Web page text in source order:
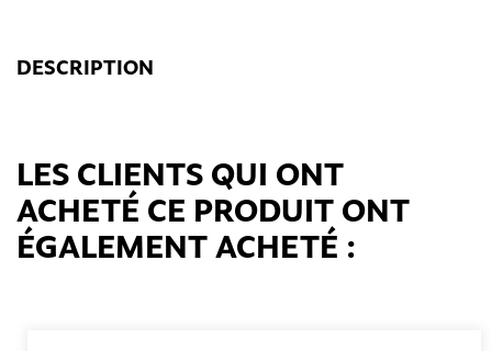
DESCRIPTION
LES CLIENTS QUI ONT
ACHETÉ CE PRODUIT ONT
ÉGALEMENT ACHETÉ :